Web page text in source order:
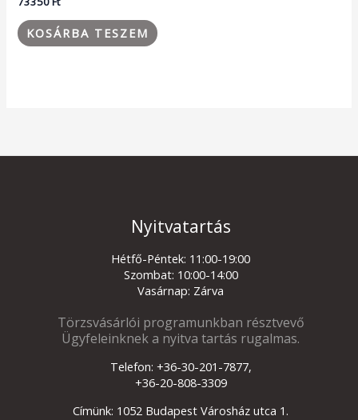
KOSÁRBA TESZEM
Nyitvatartás
Hétfő-Péntek: 11:00-19:00
Szombat: 10:00-14:00
Vasárnap: Zárva
Törzsvásárlói programunkban résztvevő
Ügyfeleinknek a nyitva tartás rugalmas.
Telefon: +36-30-201-7877,
+36-20-808-3309
Címünk: 1052 Budapest Városház utca 1.